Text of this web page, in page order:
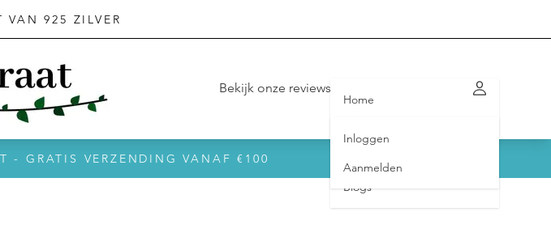
VAN 925 ZILVER
Bekijk onze reviews op Trustpilot
Inloggen
Aanmelden
Home
Blogs
- GRATIS VERZENDING VANAF €100